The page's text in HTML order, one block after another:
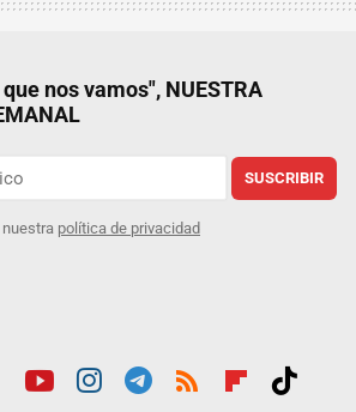
nos vamos", NUESTRA
SUSCRIBIR
política de privacidad